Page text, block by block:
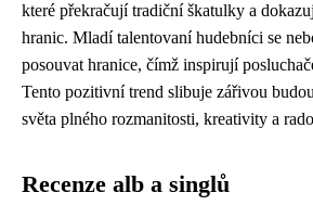
které překračují tradiční škatulky a
hranic. Mladí talentovaní hudebníci se
posouvat hranice, čímž inspirují
Tento pozitivní trend slibuje zářivou
světa plného rozmanitosti, kreativity a
Recenze alb a singlů